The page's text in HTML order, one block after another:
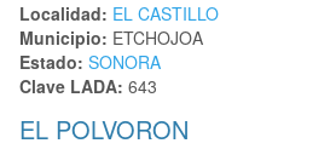
Localidad: EL CASTILLO
Municipio: ETCHOJOA
Estado: SONORA
Clave LADA: 643
EL POLVORON